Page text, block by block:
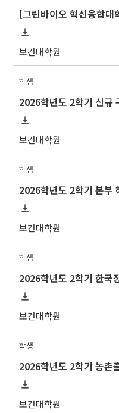
보건대학원
학생
보건대학원
학생
보건대학원
학생
보건대학원
학생
2026학년도 2학기 농촌
보건대학원